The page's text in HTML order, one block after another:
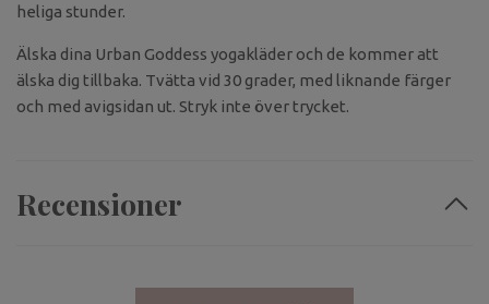
heliga stunder.
Älska dina Urban Goddess yogakläder och de kommer att
älska dig tillbaka. Tvätta vid 30 grader, med liknande färger
och med avigsidan ut. Stryk inte över trycket.
Recensioner